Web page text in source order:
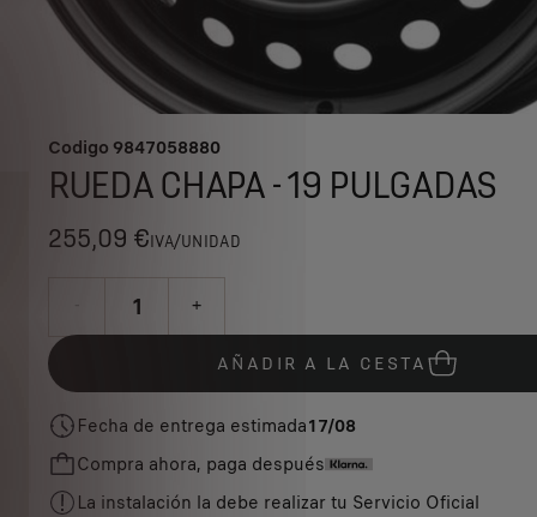
Codigo 9847058880
RUEDA CHAPA - 19 PULGADAS
255,09 €
c
e
i
s
2
5
IVA/UNIDAD
+
Q
u
a
n
t
i
AÑADIR A LA CESTA
Fecha de entrega estimada17/08
Compra ahora, paga después
La instalación la debe realizar tu Servicio Oficial